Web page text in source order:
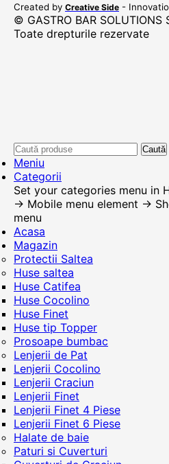
Created by Creative Side -
© GASTRO BAR
Toate drepturile rezervate
Caută
Meniu
Categorii
Set your categories menu in
-> Mobile menu element ->
menu
Acasa
Magazin
Protectii Saltea
Huse saltea
Huse Catifea
Huse Cocolino
Huse Finet
Huse tip Topper
Prosoape bumbac
Lenjerii de Pat
Lenjerii Cocolino
Lenjerii Craciun
Lenjerii Finet
Lenjerii Finet 4 Piese
Lenjerii Finet 6 Piese
Halate de baie
Paturi si Cuverturi